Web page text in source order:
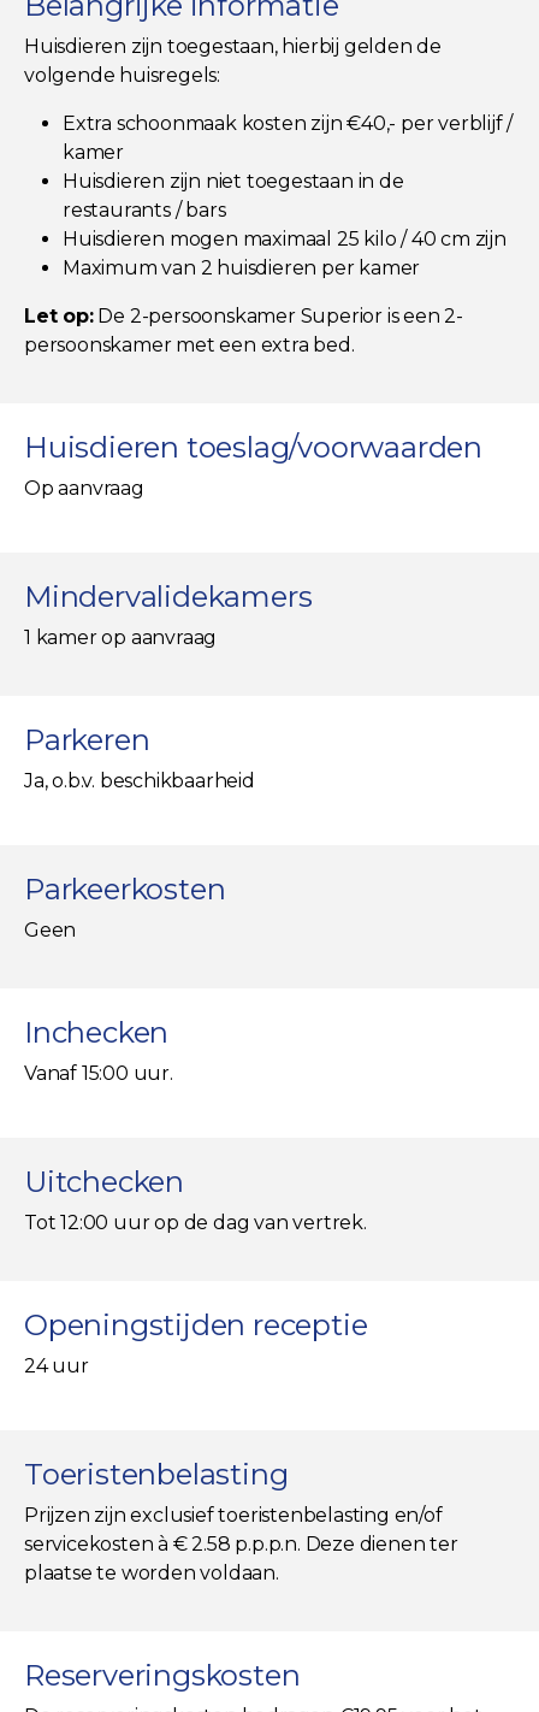
Huisdieren zijn toegestaan, hierbij gelden de
volgende huisregels:
Extra schoonmaak kosten zijn €40,- per verblijf /
kamer
Huisdieren zijn niet toegestaan in de
restaurants / bars
Huisdieren mogen maximaal 25 kilo / 40 cm zijn
Maximum van 2 huisdieren per kamer
Let op:De 2-persoonskamer Superior is een 2-
persoonskamer met een extra bed.
Huisdieren toeslag/voorwaarden
Op aanvraag
Mindervalidekamers
1 kamer op aanvraag
Parkeren
Ja, o.b.v. beschikbaarheid
Parkeerkosten
Geen
Inchecken
Vanaf 15:00 uur.
Uitchecken
Tot 12:00 uur op de dag van vertrek.
Openingstijden receptie
24 uur
Toeristenbelasting
Prijzen zijn exclusief toeristenbelasting en/of
servicekosten à € 2.58 p.p.p.n. Deze dienen ter
plaatse te worden voldaan.
Reserveringskosten